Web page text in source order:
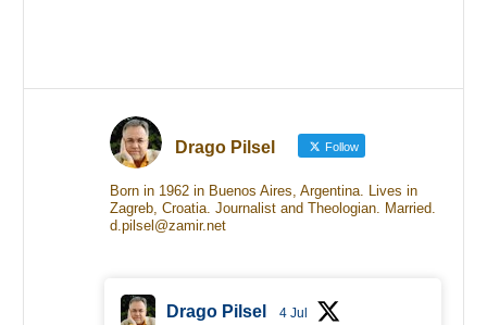
Drago Pilsel Follow
Born in 1962 in Buenos Aires, Argentina. Lives in
Zagreb, Croatia. Journalist and Theologian. Married.
d.pilsel@zamir.net
Drago Pilsel 4 Jul